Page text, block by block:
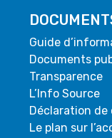
Guide
Documents
Transparence
L’Info Source
Déclaration de
Le plan sur